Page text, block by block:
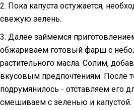
2. Пока капуста остужается,
свежую зелень.
3. Далее займёмся
обжариваем готовый фарш с
растительного масла. Солим,
вкусовым предпочтениям. После
подрумянилось - отставляем его
смешиваем с зеленью и капустой.